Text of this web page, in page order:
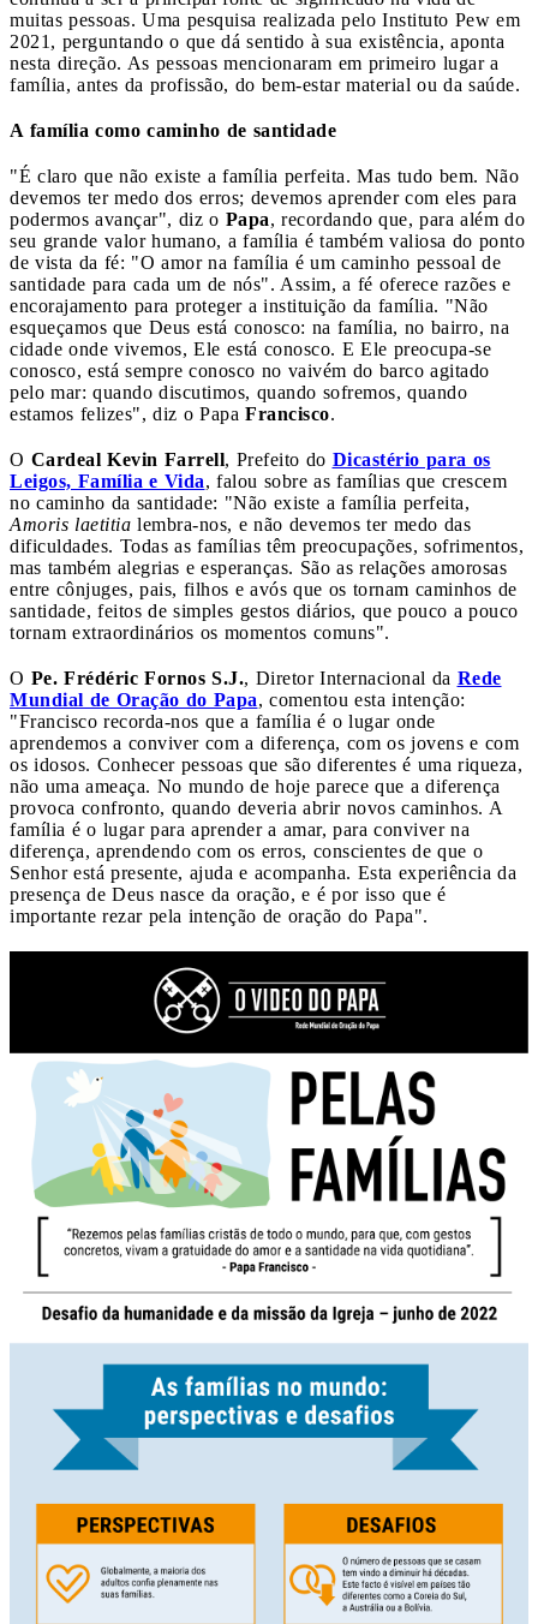
muitas pessoas. Uma pesquisa realizada pelo Instituto Pew em
2021, perguntando o que dá sentido à sua existência, aponta
nesta direção. As pessoas mencionaram em primeiro lugar a
família, antes da profissão, do bem-estar material ou da saúde.
A família como caminho de santidade
"É claro que não existe a família perfeita. Mas tudo bem. Não
devemos ter medo dos erros; devemos aprender com eles para
podermos avançar", diz o Papa, recordando que, para além do
seu grande valor humano, a família é também valiosa do ponto
de vista da fé: "O amor na família é um caminho pessoal de
santidade para cada um de nós". Assim, a fé oferece razões e
encorajamento para proteger a instituição da família. "Não
esqueçamos que Deus está conosco: na família, no bairro, na
cidade onde vivemos, Ele está conosco. E Ele preocupa-se
conosco, está sempre conosco no vaivém do barco agitado
pelo mar: quando discutimos, quando sofremos, quando
estamos felizes", diz o Papa Francisco.
O Cardeal Kevin Farrell, Prefeito do Dicastério para os
Leigos, Família e Vida, falou sobre as famílias que crescem
no caminho da santidade: "Não existe a família perfeita,
Amoris laetitia lembra-nos, e não devemos ter medo das
dificuldades. Todas as famílias têm preocupações, sofrimentos,
mas também alegrias e esperanças. São as relações amorosas
entre cônjuges, pais, filhos e avós que os tornam caminhos de
santidade, feitos de simples gestos diários, que pouco a pouco
tornam extraordinários os momentos comuns".
O Pe. Frédéric Fornos S.J., Diretor Internacional da Rede
Mundial de Oração do Papa, comentou esta intenção:
"Francisco recorda-nos que a família é o lugar onde
aprendemos a conviver com a diferença, com os jovens e com
os idosos. Conhecer pessoas que são diferentes é uma riqueza,
não uma ameaça. No mundo de hoje parece que a diferença
provoca confronto, quando deveria abrir novos caminhos. A
família é o lugar para aprender a amar, para conviver na
diferença, aprendendo com os erros, conscientes de que o
Senhor está presente, ajuda e acompanha. Esta experiência da
presença de Deus nasce da oração, e é por isso que é
importante rezar pela intenção de oração do Papa".